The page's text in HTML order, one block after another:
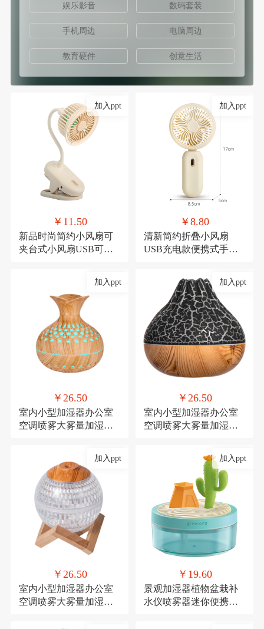
娱乐影音 数码套装
手机周边 电脑周边
教育硬件 创意生活
加入ppt
￥11.50
新品时尚简约小风扇可
夹台式小风扇USB可充
加入ppt
￥8.80
清新简约折叠小风扇
USB充电款便携式手持
加入ppt
￥26.50
室内小型加湿器办公室
空调喷雾大雾量加湿器
加入ppt
￥26.50
室内小型加湿器办公室
空调喷雾大雾量加湿器
加入ppt
￥26.50
室内小型加湿器办公室
空调喷雾大雾量加湿器
加入ppt
￥19.60
景观加湿器植物盆栽补
水仪喷雾器迷你便携式